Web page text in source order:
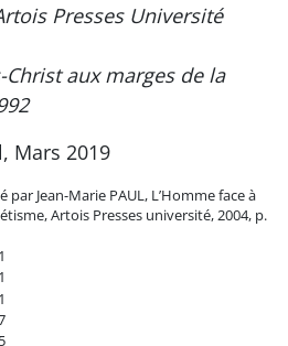
Presses Université
Christ aux marges de la
Mars 2019
Jean-Marie PAUL, L’Homme face à
Artois Presses université, 2004, p.